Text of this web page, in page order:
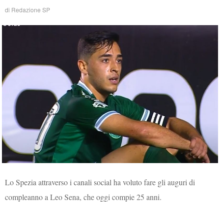
di Redazione SP
Lo Spezia attraverso i canali social ha voluto fare gli auguri di
compleanno a Leo Sena, che oggi compie 25 anni.